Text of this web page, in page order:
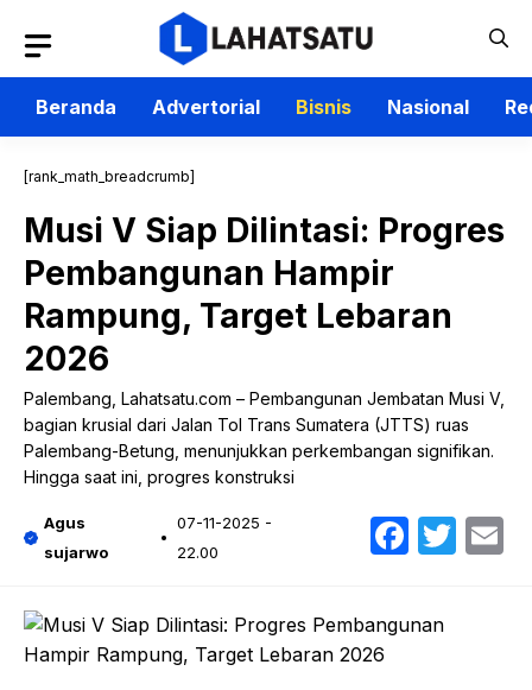
isi
Beranda
Advertorial Bisnis Nasional
[rank_math_breadcrumb]
Musi V Siap Dilintasi: Progres
Pembangunan Hampir
Rampung, Target Lebaran
2026
Palembang, Lahatsatu.com – Pembangunan Jembatan Musi V,
bagian krusial dari Jalan Tol Trans Sumatera (JTTS) ruas
Palembang-Betung, menunjukkan perkembangan signifikan.
Hingga saat ini, progres konstruksi
Agus
sujarwo
07-11-2025 -
22.00